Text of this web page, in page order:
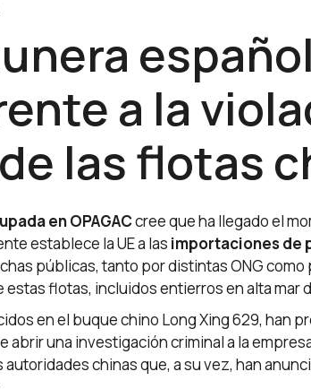
a la
las flotas
en OPAGACcree que ha llegado el
establece la UE a las importaciones de
públicas, tanto por distintas ONG
estas flotas, incluidos entierros en alta mar
en el buque chino Long Xing 629, han
abrir una investigación criminal a la
chinas que, a su vez, han